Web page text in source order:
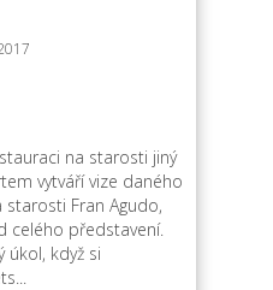
na starosti jiný
vytváří vize daného
Fran Agudo,
celého představení.
úkol, když si